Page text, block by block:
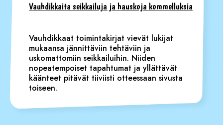
Vauhdikkaita seikkailuja ja hauskoja kommelluksia
Vauhdikkaat toimintakirjat vievät lukijat
mukaansa jännittäviin tehtäviin ja
uskomattomiin seikkailuihin. Niiden
nopeatempoiset tapahtumat ja yllättävät
käänteet pitävät tiiviisti otteessaan sivusta
toiseen.